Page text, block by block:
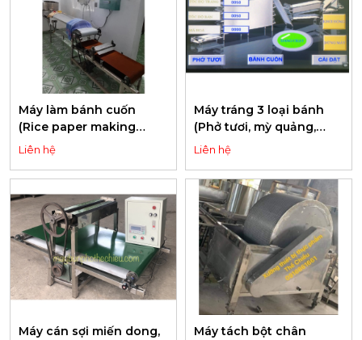
Máy làm bánh cuốn
(Rice paper making
machine)
Liên hệ
Máy tráng 3 loại bánh
(Phở tươi, mỳ quảng,
bánh cuốn, bánh ướt) -
Machine to coat 3 types
of cakes (Fresh pho,
Quang noodles, rolled
rice paper, wet rice
paper)
Liên hệ
Máy cán sợi miến dong,
Máy tách bột chân